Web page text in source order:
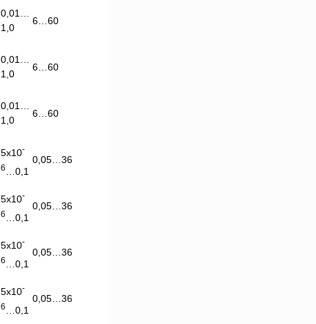
0,01…
1,0
6…60
0,01…
1,0
6…60
0,01…
1,0
6…60
5x10-
6 …0,1
0,05…36
5x10-
6 …0,1
0,05…36
5x10-
6 …0,1
0,05…36
5x10-
6 …0,1
0,05…36